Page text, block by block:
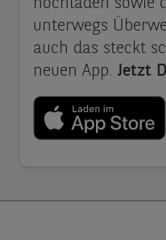
hochladen sowie
unterwegs
auch das steckt
neuen App. Jetzt